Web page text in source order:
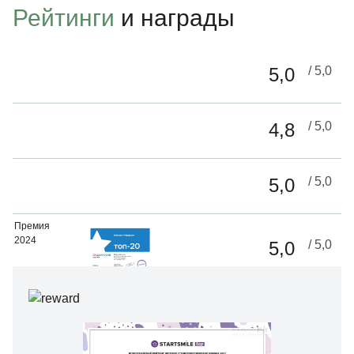
страха возвращаться вновь! До
Глебу
Рейтинги и награды
5,0 / 5,0
4,8 / 5,0
5,0 / 5,0
Премия
2024
5,0 / 5,0